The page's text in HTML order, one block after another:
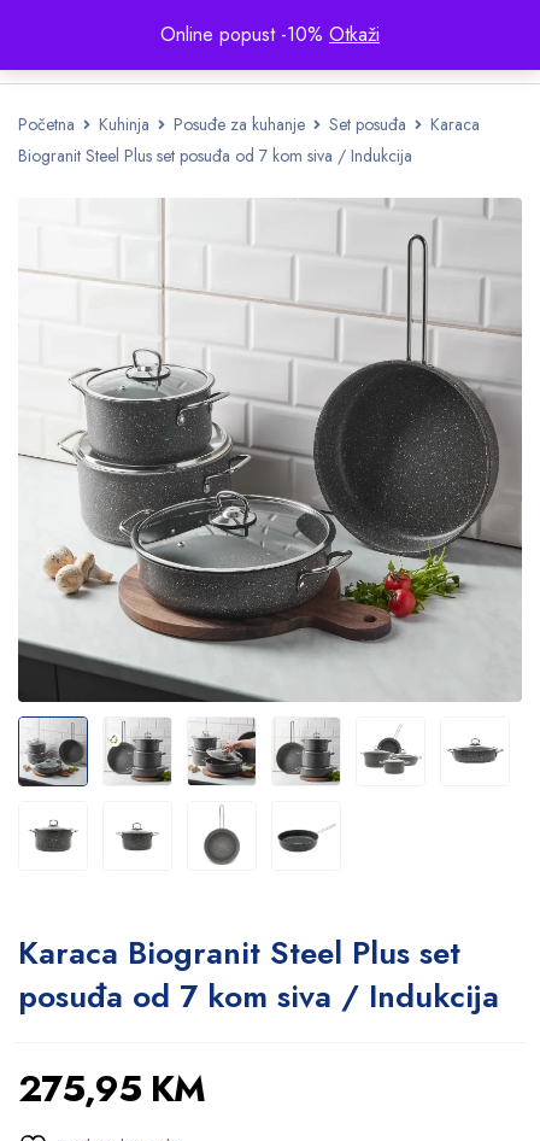
Online popust -10% Otkaži
Početna Kuhinja Posuđe za kuhanje Set posuđa
Karaca
Biogranit Steel Plus set posuđa od 7 kom siva / Indukcija
Karaca Biogranit Steel Plus set
posuđa od 7 kom siva / Indukcija
275,95 KM